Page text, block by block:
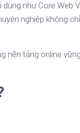
như Core Web
nghiệp không
nền tảng online